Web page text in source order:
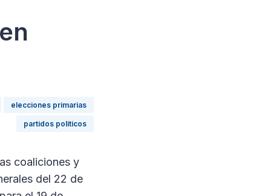
elecciones primarias
partidos politicos
coaliciones y
del 22 de